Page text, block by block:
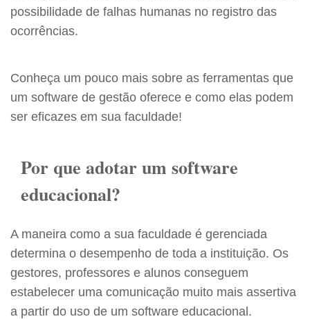
possibilidade de falhas humanas no registro das
ocorrências.
Conheça um pouco mais sobre as ferramentas que
um software de gestão oferece e como elas podem
ser eficazes em sua faculdade!
Por que adotar um software
educacional?
A maneira como a sua faculdade é gerenciada
determina o desempenho de toda a instituição. Os
gestores, professores e alunos conseguem
estabelecer uma comunicação muito mais assertiva
a partir do uso de um software educacional.